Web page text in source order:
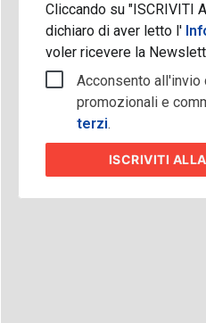
Cliccando su "ISCRIVITI
dichiaro di aver letto l'
voler ricevere la
Acconsento all'invio
promozionali e
terzi.
ISCRIVITI